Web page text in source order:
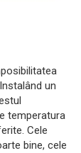
un
temperatura
Cele
bine, cele